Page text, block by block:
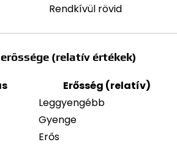
Rendkívül rövid
(relatív értékek)
Erősség (relatív)
Leggyengébb
Gyenge
Erős